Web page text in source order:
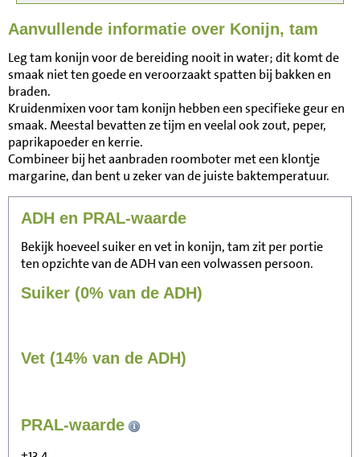
Aanvullende informatie over Konijn, tam
Leg tam konijn voor de bereiding nooit in water; dit komt de
smaak niet ten goede en veroorzaakt spatten bij bakken en
braden.
Kruidenmixen voor tam konijn hebben een specifieke geur en
smaak. Meestal bevatten ze tijm en veelal ook zout, peper,
paprikapoeder en kerrie.
Combineer bij het aanbraden roomboter met een klontje
margarine, dan bent u zeker van de juiste baktemperatuur.
ADH en PRAL-waarde
Bekijk hoeveel suiker en vet in konijn, tam zit per portie
ten opzichte van de ADH van een volwassen persoon.
Suiker (0% van de ADH)
Vet (14% van de ADH)
PRAL-waarde
Zitten, tv kijken